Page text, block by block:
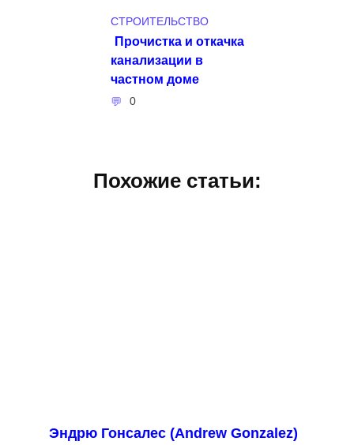
СТРОИТЕЛЬСТВО
Прочистка и откачка
канализации в
частном доме
0
Похожие статьи:
Эндрю Гонсалес (Andrew Gonzalez)